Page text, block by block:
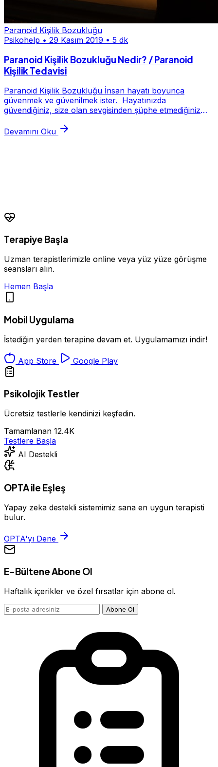
Paranoid Kişilik Bozukluğu
Psikohelp • 29 Kasım 2019 • 5 dk
Paranoid Kişilik Bozukluğu Nedir? / Paranoid
Kişilik Tedavisi
Paranoid Kişilik Bozukluğu İnsan hayatı boyunca
güvenmek ve güvenilmek ister. Hayatınızda
güvendiğiniz, size olan sevgisinden şüphe etmediğiniz
Devamını Oku
Terapiye Başla
Uzman terapistlerimizle online veya yüz yüze görüşme
seansları alın.
Hemen Başla
Mobil Uygulama
İstediğin yerden terapine devam et. Uygulamamızı indir!
App Store Google Play
Psikolojik Testler
Ücretsiz testlerle kendinizi keşfedin.
Tamamlanan 12.4K
Testlere Başla
AI Destekli
OPTA ile Eşleş
Yapay zeka destekli sistemimiz sana en uygun terapisti
bulur.
OPTA'yı Dene
E-Bültene Abone Ol
Haftalık içerikler ve özel fırsatlar için abone ol.
Abone Ol